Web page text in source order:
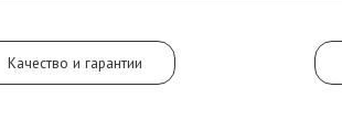
Качество и гарантии